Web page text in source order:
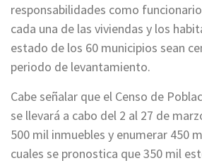
responsabilidades como
cada una de las viviendas y los
estado de los 60 municipios sean
periodo de levantamiento.
Cabe señalar que el Censo de
se llevará a cabo del 2 al 27 de
500 mil inmuebles y enumerar 450
cuales se pronostica que 350 mil